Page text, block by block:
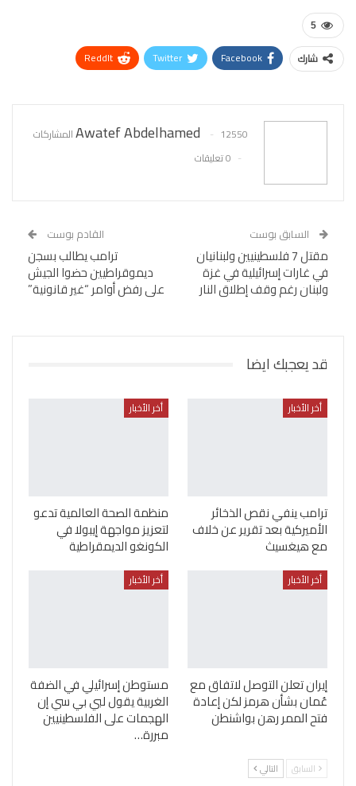
5
شارك Facebook
Twitter
ReddIt
Awatef Abdelhamed
12550 المشاركات
0 تعليقات
السابق بوست
مقتل 7 فلسطينيين ولبنانيان
في غارات إسرائيلية في غزة
ولبنان رغم وقف إطلاق النار
القادم بوست
ترامب يطالب بسجن
ديموقراطيين حضوا الجيش
على رفض أوامر “غير قانونية”
قد يعجبك ايضا
أخر الأخبار
ترامب ينفي نقص الذخائر
الأميركية بعد تقرير عن خلاف
مع هيغسيث
أخر الأخبار
منظمة الصحة العالمية تدعو
لتعزيز مواجهة إيبولا في
الكونغو الديمقراطية
أخر الأخبار
إيران تعلن التوصل لاتفاق مع
عُمان بشأن هرمز لكن إعادة
فتح الممر رهن بواشنطن
أخر الأخبار
مستوطن إسرائيلي في الضفة
الغربية يقول لبي بي سي إن
الهجمات على الفلسطينيين
مبررة…
السابق التالي